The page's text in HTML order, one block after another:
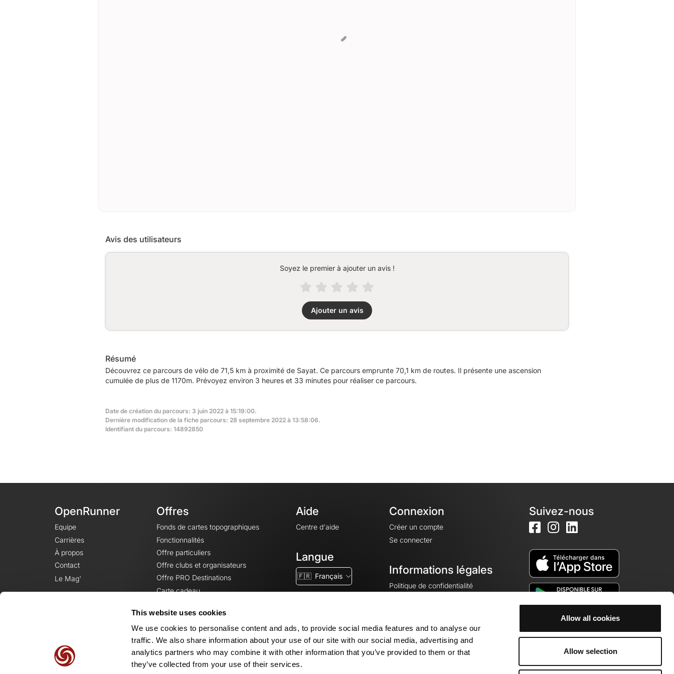
This website uses cookies
We use cookies to personalise content and ads, to provide social media features and to analyse our
traffic. We also share information about your use of our site with our social media, advertising and
analytics partners who may combine it with other information that you’ve provided to them or that
they’ve collected from your use of their services.
Allow all cookies
Allow selection
Avis des utilisateurs
Soyez le premier à ajouter un avis !
Ajouter un avis
Résumé
Découvrez ce parcours de vélo de 71,5 km à proximité de Sayat. Ce parcours emprunte 70,1 km de routes. Il présente une ascension
cumulée de plus de 1170m. Prévoyez environ 3 heures et 33 minutes pour réaliser ce parcours.
Date de création du parcours: 3 juin 2022 à 15:19:00.
Dernière modification de la fiche parcours: 28 septembre 2022 à 13:58:06.
Identifiant du parcours: 14892850
OpenRunner
Equipe
Carrières
À propos
Contact
Le Mag'
Offres
Fonds de cartes topographiques
Fonctionnalités
Offre particuliers
Offre clubs et organisateurs
Offre PRO Destinations
Carte cadeau
Aide
Centre d'aide
Langue
🇫🇷 Français
Connexion
Créer un compte
Se connecter
Informations légales
Politique de confidentialité
Mentions légales
Paramètres des cookies
Suivez-nous